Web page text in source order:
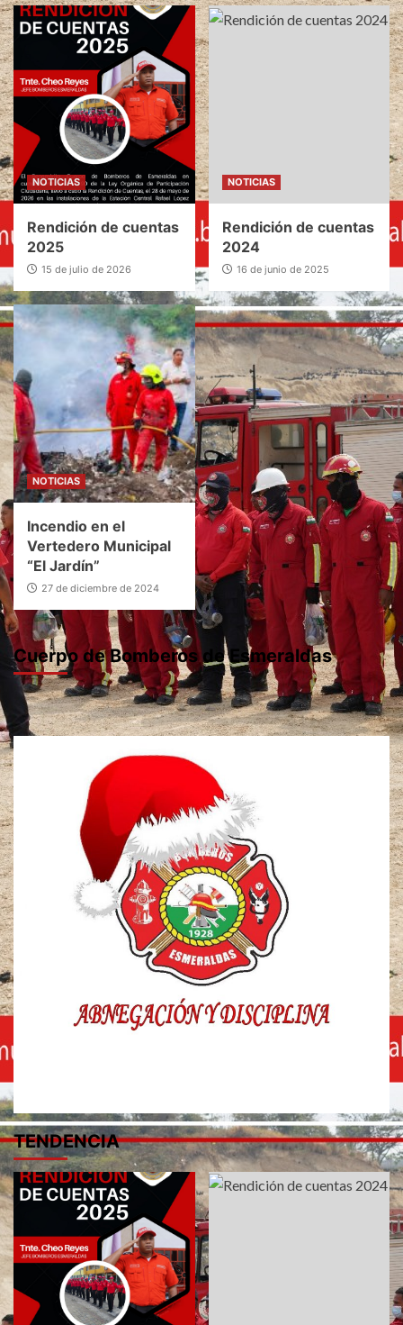
NOTICIAS
Rendición de cuentas
2025
15 de julio de 2026
NOTICIAS
Rendición de cuentas
2024
16 de junio de 2025
NOTICIAS
Incendio en el
Vertedero Municipal
“El Jardín”
27 de diciembre de 2024
Cuerpo de Bomberos de Esmeraldas
TENDENCIA